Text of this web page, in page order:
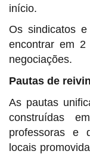
início.
Os sindicatos
encontrar em
negociações.
Pautas de
As pautas
construídas
professoras e
locais